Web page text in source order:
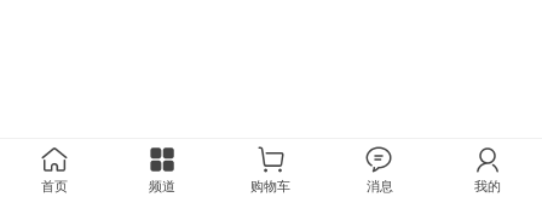
首页 频道 购物车 消息 我的